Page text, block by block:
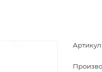
Артикул